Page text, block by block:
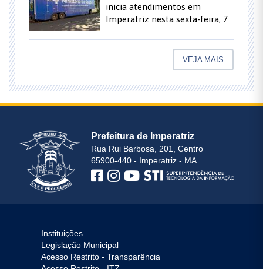
inicia atendimentos em
Imperatriz nesta sexta-feira, 7
VEJA MAIS
Prefeitura de Imperatriz
Rua Rui Barbosa, 201, Centro
65900-440 - Imperatriz - MA
Instituições
Legislação Municipal
Acesso Restrito - Transparência